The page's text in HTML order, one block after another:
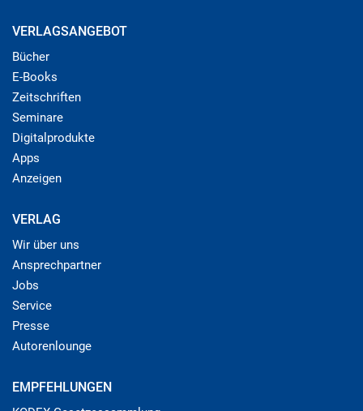
VERLAGSANGEBOT
Bücher
E-Books
Zeitschriften
Seminare
Digitalprodukte
Apps
Anzeigen
VERLAG
Wir über uns
Ansprechpartner
Jobs
Service
Presse
Autorenlounge
EMPFEHLUNGEN